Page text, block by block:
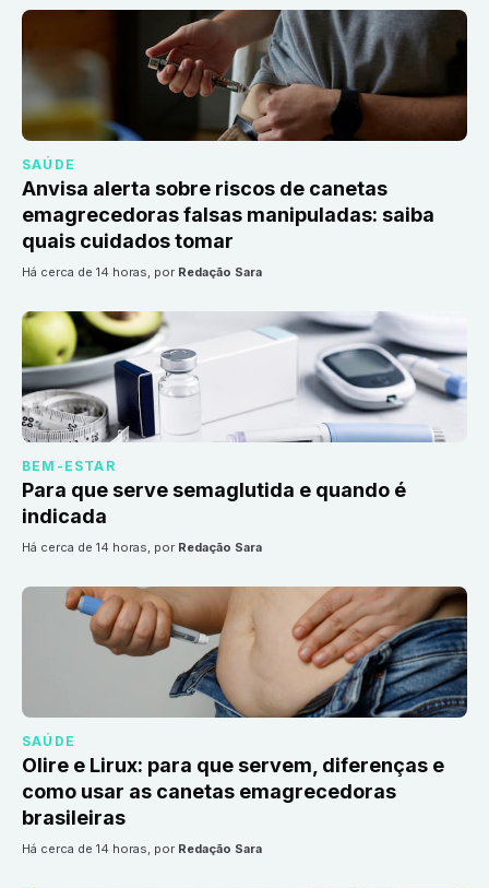
SAÚDE
Anvisa alerta sobre riscos de canetas
emagrecedoras falsas manipuladas: saiba
quais cuidados tomar
há cerca de 14 horas, por Redação Sara
BEM-ESTAR
Para que serve semaglutida e quando é
indicada
há cerca de 14 horas, por Redação Sara
SAÚDE
Olire e Lirux: para que servem, diferenças e
como usar as canetas emagrecedoras
brasileiras
há cerca de 14 horas, por Redação Sara